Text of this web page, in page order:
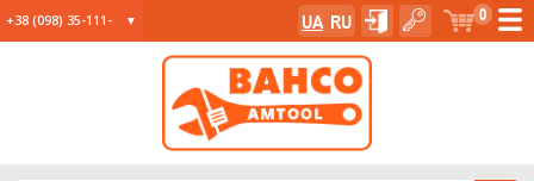
+38 (098) 35-111- 0
UA RU